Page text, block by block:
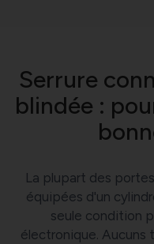
Serrure
blindée :
La plupart des
équipées d'un
seule condition
électronique. Aucuns